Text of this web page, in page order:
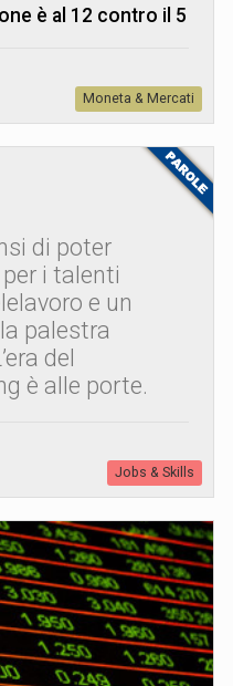
è al 12 contro il 5
Moneta & Mercati
di poter
i talenti
e un
palestra
del
è alle porte.
Jobs & Skills